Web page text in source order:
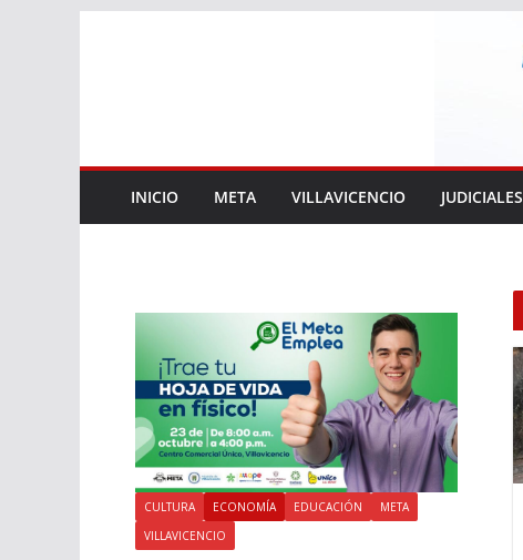
INICIO META VILLAVICENCIO JUDICIALES
CULTURA ECONOMÍA EDUCACIÓN
META
VILLAVICENCIO